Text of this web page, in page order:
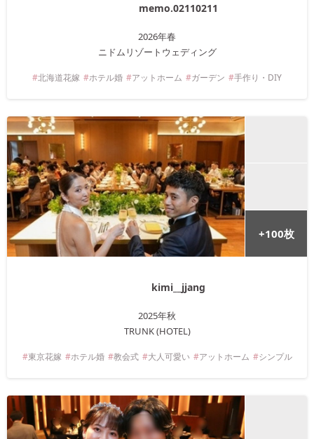
memo.02110211
2026年春
ニドムリゾートウェディング
北海道花嫁 ホテル婚 アットホーム ガーデン 手作り・DIY
+100枚
kimi__jjang
2025年秋
TRUNK (HOTEL)
東京花嫁 ホテル婚 教会式 大人可愛い アットホーム シンプル